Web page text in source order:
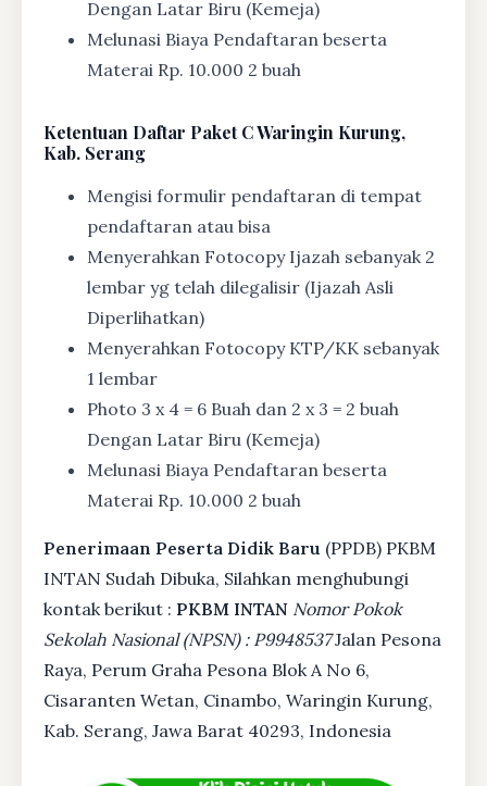
Dengan Latar Biru (Kemeja)
Melunasi Biaya Pendaftaran beserta
Materai Rp. 10.000 2 buah
Ketentuan Daftar Paket C Waringin Kurung,
Kab. Serang
Mengisi formulir pendaftaran di tempat
pendaftaran atau bisa
Menyerahkan Fotocopy Ijazah sebanyak 2
lembar yg telah dilegalisir (Ijazah Asli
Diperlihatkan)
Menyerahkan Fotocopy KTP/KK sebanyak
1 lembar
Photo 3 x 4 = 6 Buah dan 2 x 3 = 2 buah
Dengan Latar Biru (Kemeja)
Melunasi Biaya Pendaftaran beserta
Materai Rp. 10.000 2 buah
Penerimaan Peserta Didik Baru (PPDB) PKBM
INTAN Sudah Dibuka, Silahkan menghubungi
kontak berikut : PKBM INTAN Nomor Pokok
Sekolah Nasional (NPSN) : P9948537Jalan Pesona
Raya, Perum Graha Pesona Blok A No 6,
Cisaranten Wetan, Cinambo, Waringin Kurung,
Kab. Serang, Jawa Barat 40293, Indonesia